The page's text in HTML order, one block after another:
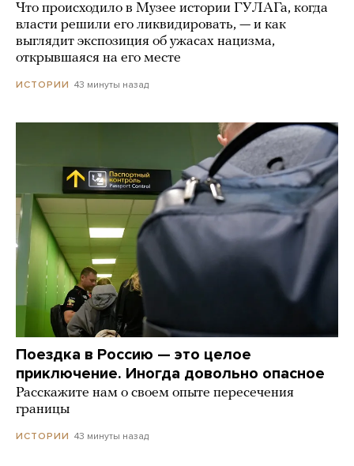
Что происходило в Музее истории ГУЛАГа, когда
власти решили его ликвидировать, — и как
выглядит экспозиция об ужасах нацизма,
открывшаяся на его месте
ИСТОРИИ 43 минуты назад
Поездка в Россию — это целое
приключение. Иногда довольно опасное
Расскажите нам о своем опыте пересечения
границы
ИСТОРИИ 43 минуты назад